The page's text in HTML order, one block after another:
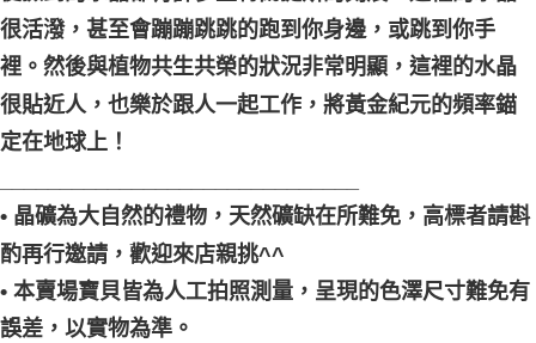
很活潑，甚至會蹦蹦跳跳的跑到你身邊，或跳到你手
裡。然後與植物共生共榮的狀況非常明顯，這裡的水晶
很貼近人，也樂於跟人一起工作，將黃金紀元的頻率錨
定在地球上！
• 晶礦為大自然的禮物，天然礦缺在所難免，高標者請斟
酌再行邀請，歡迎來店親挑^^
• 本賣場寶貝皆為人工拍照測量，呈現的色澤尺寸難免有
誤差，以實物為準。